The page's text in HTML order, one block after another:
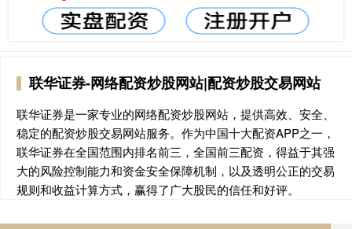
联华证券-网络配资炒股网站|配资炒股交易网站
联华证券是一家专业的网络配资炒股网站，提供高效、安全、
稳定的配资炒股交易网站服务。作为中国十大配资APP之一，
联华证券在全国范围内排名前三，全国前三配资，得益于其强
大的风险控制能力和资金安全保障机制，以及透明公正的交易
规则和收益计算方式，赢得了广大股民的信任和好评。